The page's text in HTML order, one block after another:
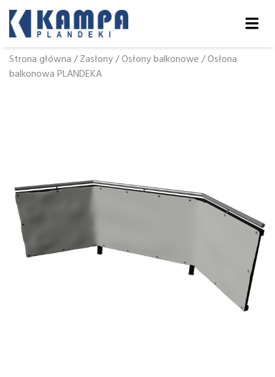
Strona główna/Zasłony/Osłony balkonowe/Osłona
balkonowa PLANDEKA